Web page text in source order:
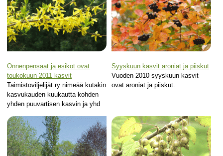
Onnenpensaat ja esikot ovat
toukokuun 2011 kasvit
Taimistoviljelijät ry nimeää kutakin
kasvukauden kuukautta kohden
yhden puuvartisen kasvin ja yhd
Syyskuun kasvit aroniat ja piiskut
Vuoden 2010 syyskuun kasvit
ovat aroniat ja piiskut.